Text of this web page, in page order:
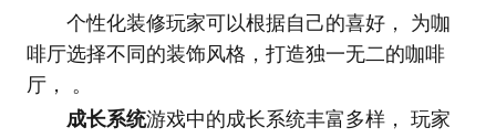
个性化装修玩家可以根据自己的喜好， 为咖
啡厅选择不同的装饰风格，打造独一无二的咖啡
厅， 。
成长系统游戏中的成长系统丰富多样， 玩家